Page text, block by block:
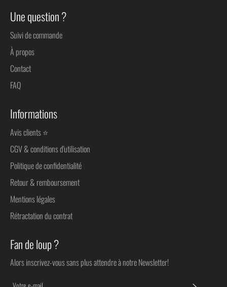
Une question ?
Suivi de commande
À propos
Contact
FAQ
Informations
Avis clients ⭐
CGV & conditions d'utilisation
Politique de confidentialité
Retour & remboursement
Mentions légales
Rétractation du contrat
Fan de loup ?
Alors inscrivez-vous sans plus attendre à notre Newsletter!